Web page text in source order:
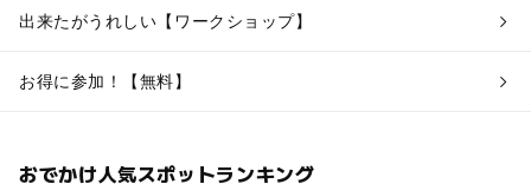
出来たがうれしい【ワークショップ】
お得に参加！【無料】
おでかけ人気スポットランキング